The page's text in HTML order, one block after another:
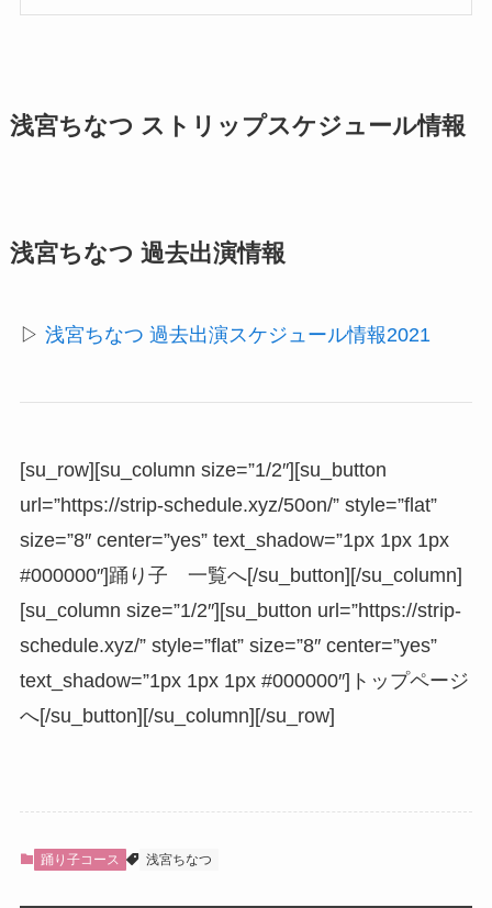
浅宮ちなつ ストリップスケジュール情報
浅宮ちなつ 過去出演情報
▷ 浅宮ちなつ 過去出演スケジュール情報2021
[su_row][su_column size=”1/2″][su_button
url=”https://strip-schedule.xyz/50on/” style=”flat”
size=”8″ center=”yes” text_shadow=”1px 1px 1px
#000000″]踊り子 一覧へ[/su_button][/su_column]
[su_column size=”1/2″][su_button url=”https://strip-
schedule.xyz/” style=”flat” size=”8″ center=”yes”
text_shadow=”1px 1px 1px #000000″]トップページ
へ[/su_button][/su_column][/su_row]
踊り子コース 浅宮ちなつ